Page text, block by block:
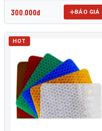
300.000đ BÁO GIÁ
HOT